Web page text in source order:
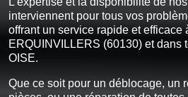
interviennent pour tous vos
offrant un service rapide et efficace
ERQUINVILLERS (60130) et dans
OISE.
Que ce soit pour un déblocage, un